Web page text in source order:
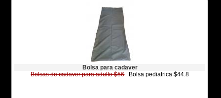
Bolsa para cadaver
Bolsas de cadaver para adulto $56Bolsa pediatrica $44.8